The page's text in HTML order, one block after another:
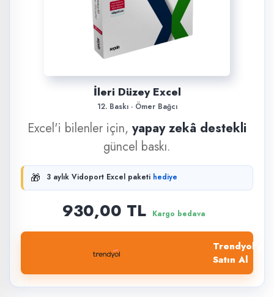
İleri Düzey Excel
12. Baskı · Ömer Bağcı
Excel'i bilenler için, yapay zekâ destekli
güncel baskı.
🎁 3 aylık Vidoport Excel paketi hediye
930,00 TL Kargo bedava
Trendyol'dan
Satın Al